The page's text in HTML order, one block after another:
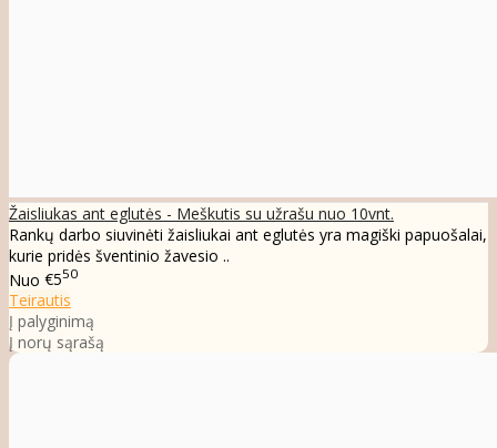
Žaisliukas ant eglutės - Meškutis su užrašu nuo 10vnt.
Rankų darbo siuvinėti žaisliukai ant eglutės yra magiški papuošalai,
kurie pridės šventinio žavesio ..
Nuo €550
Teirautis
Į palyginimą
Į norų sąrašą